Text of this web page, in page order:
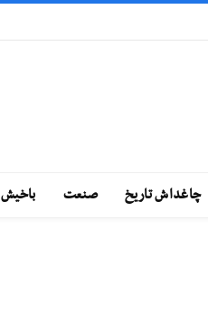
چاغداش تاريخ صنعت باخيش